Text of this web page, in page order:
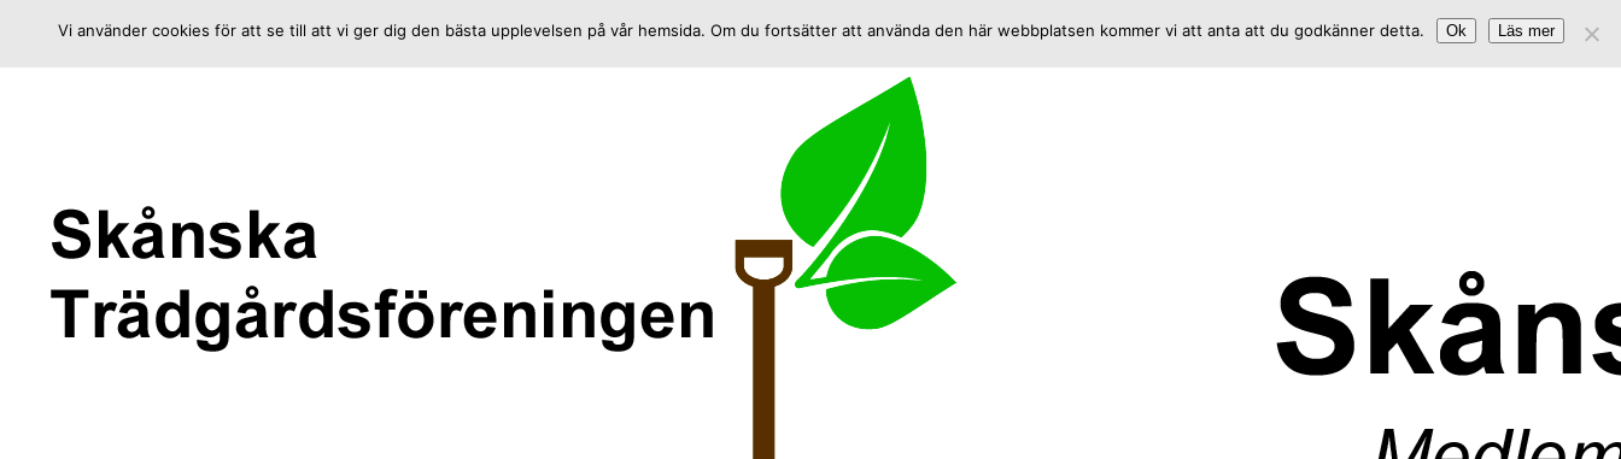
Vi använder cookies för att se till att vi ger dig den bästa upplevelsen på vår hemsida. Om du fortsätter att använda den här webbplatsen kommer vi att anta att du godkänner detta. Ok Läs mer